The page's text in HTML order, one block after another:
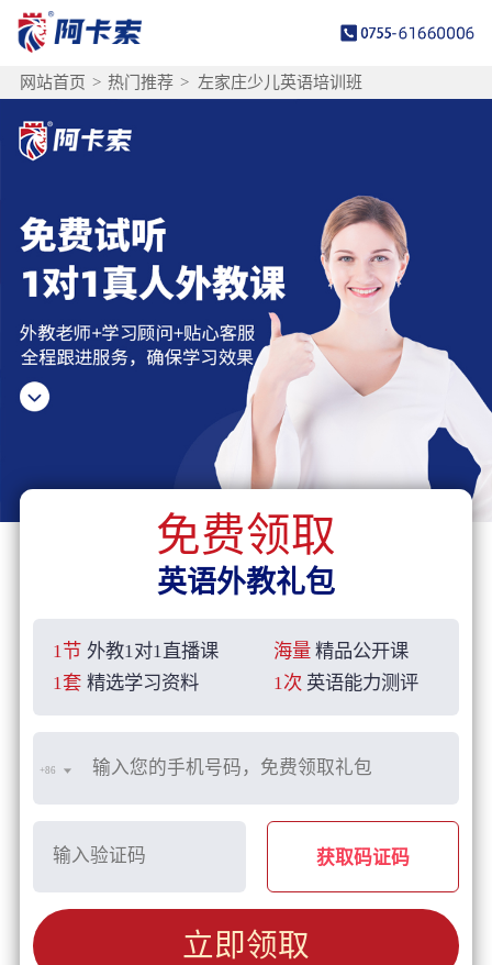
网站首页 > 热门推荐 > 左家庄少儿英语培训班
免费领取
英语外教礼包
1节 外教1对1直播课 海量 精品公开课
1套 精选学习资料 1次 英语能力测评
+86
获取码证码
立即领取